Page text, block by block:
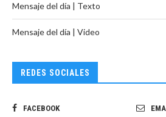
Mensaje del día | Texto
Mensaje del día | Video
REDES SOCIALES
FACEBOOK